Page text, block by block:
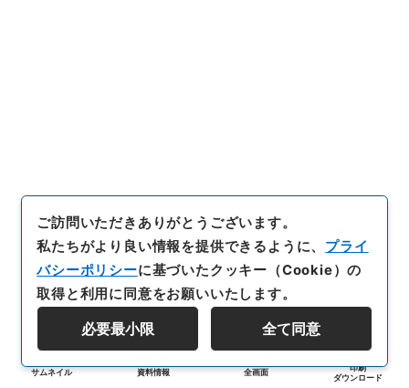
サムネイル 資料情報 全画面
印刷
ダウンロード
ご訪問いただきありがとうございます。
私たちがより良い情報を提供できるように、 プライ
バシーポリシーに基づいたクッキー（Cookie）の
取得と利用に同意をお願いいたします。
必要最小限 全て同意